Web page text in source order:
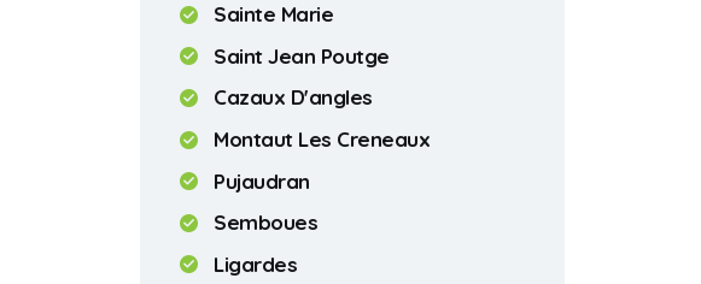
Sainte Marie
Saint Jean Poutge
Cazaux D'angles
Montaut Les Creneaux
Pujaudran
Semboues
Ligardes